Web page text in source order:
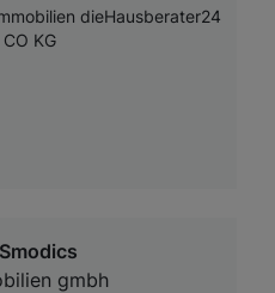
dieHausberater24
KG
gmbh